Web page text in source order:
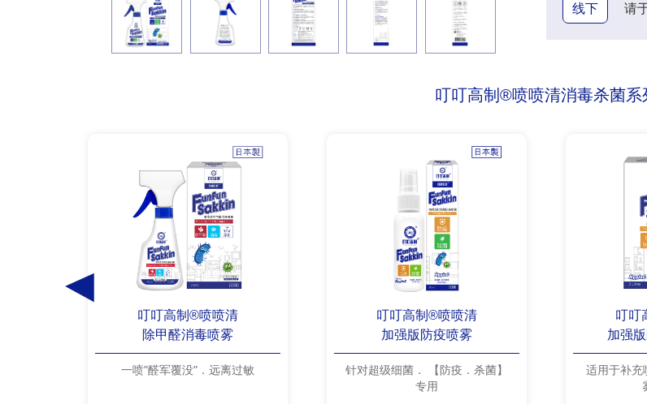
线下 请
叮叮高制®喷喷清消毒杀菌系
叮叮高制®喷喷清
除甲醛消毒喷雾
一喷"醛军覆没"．远离过敏
叮叮高制®喷喷清
加强版防疫喷雾
针对超级细菌． 【防疫．杀菌】
专用
叮叮
加强
适用于补充